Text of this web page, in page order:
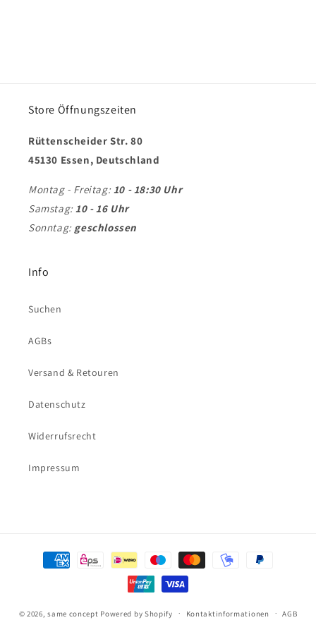
Store Öffnungszeiten
Rüttenscheider Str. 80
45130 Essen, Deutschland
Montag - Freitag:10 - 18:30 Uhr
Samstag:10 - 16 Uhr
Sonntag: geschlossen
Info
Suchen
AGBs
Versand & Retouren
Datenschutz
Widerrufsrecht
Impressum
Zahlungsmethoden
© 2026,same concept Powered by Shopify Kontaktinformationen AGB